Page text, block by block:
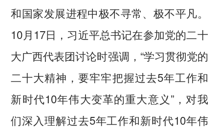
和国家发展进程中极不寻常、极不平凡。
10月17日，习近平总书记在参加党的二十
大广西代表团讨论时强调，“学习贯彻党的
二十大精神，要牢牢把握过去5年工作和
新时代10年伟大变革的重大意义”，对我
们深入理解过去5年工作和新时代10年伟